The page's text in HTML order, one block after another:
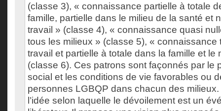
(classe 3), « connaissance partielle à totale
famille, partielle dans le milieu de la santé et
travail » (classe 4), « connaissance quasi
tous les milieux » (classe 5), « connaissance
travail et partielle à totale dans la famille et le
(classe 6). Ces patrons sont façonnés par le
social et les conditions de vie favorables ou
personnes LGBQP dans chacun des
l’idée selon laquelle le dévoilement est un